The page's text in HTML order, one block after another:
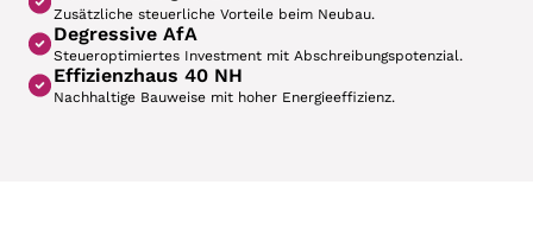
Zusätzliche steuerliche Vorteile beim Neubau.
Degressive AfA
Steueroptimiertes Investment mit Abschreibungspotenzial.
Effizienzhaus 40 NH
Nachhaltige Bauweise mit hoher Energieeffizienz.